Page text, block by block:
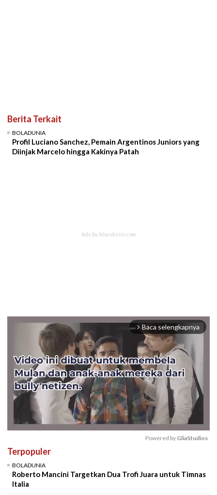
Berita Terkait
BOLADUNIA
Profil Luciano Sanchez, Pemain Argentinos Juniors yang
Diinjak Marcelo hingga Kakinya Patah
arrow_forward_ios Baca selengkapnya
Powered by GliaStudios
Terpopuler
BOLADUNIA
Roberto Mancini Targetkan Dua Trofi Juara untuk Timnas
Italia